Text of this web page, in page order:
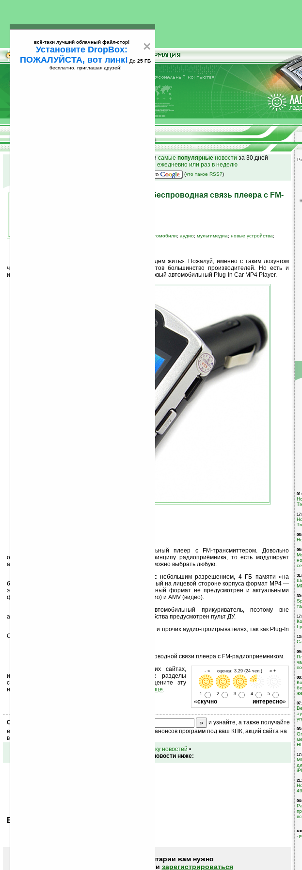
25
и самые популярные новости за 30 дней
на email ежедневно или раз в неделю
(что такое RSS?)
Plug-In Car MP4 Player — беспроводная связь плеера с FM-
автомобили; аудио; мультимедиа; новые устройства;
«Что нам стоит дом построить. Нарисуем, будем жить». Пожалуй, именно с таким лозунгом
чаще всего подходят к производству новых гаджетов большинство производителей. Но есть и
исключения. Именно в разряд исключений попал и новый автомобильный Plug-In Car MP4 Player.
Plug-In Car MP4 Player — это автомобильный плеер с FM-трансмиттером. Довольно
оригинальное устройство, которое работает по принципу радиоприёмника, то есть модулирует
аудиосигнал на магнитолу через FM-радио. Частоту можно выбрать любую.
Устройство имеет 1,5-дюймовый LCD-экран с небольшим разрешением, 4 ГБ памяти «на
борту» и слот для флэш-карты формата SD. Указанный на лицевой стороне корпуса формат MP4 —
это, видимо, только часть названия, так как подобный формат не предусмотрен и актуальными
форматами файлов являются только MP3, WMA (аудио) и AMV (видео).
Источником питания плеера является автомобильный прикуриватель, поэтому вне
автомобиля использовать его не получится. Для удобства предусмотрен пульт ДУ.
Благодаря этой игрушке можно забыть об iPod и прочих аудио-проигрывателях, так как Plug-In
Car MP4 Player с успехом восполнит их недостаток.
* FM-трансмиттер — это устройство для беспроводной связи плеера с FM-радиоприемником.
- « оценка: 3.29 (24 чел.) » +
1 2 3 4 5
«скучно интересно»
Устанавливайте линк на Ладошки на своих сайтах,
изучайте коммерческую информацию, посещайте разделы
сайта (форум, чат, новости, файлы, прочие). Оцените эту
новость и оставьте свой комментарий
ниже на странице.
Скоро
и узнайте, а также получайте
ежедневный или еженедельный дайджест новостей, анонсов программ под ваш КПК, акций сайта на
ваш почтовый ящик.
вернуться к списку новостей •
Обсуждение этой новости ниже:
Ваше мнение будет первым.
Чтобы писать комментарии вам нужно
или зарегистрироваться
×
всё-таки лучший облачный файл-стор!
Установите DropBox:
ПОЖАЛУЙСТА, вот линк! До 25 ГБ
бесплатно, приглашая друзей!
а
-